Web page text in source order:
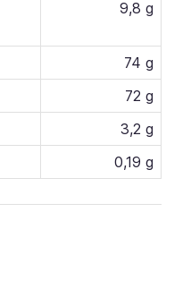
9,8 g
74 g
72 g
3,2 g
0,19 g